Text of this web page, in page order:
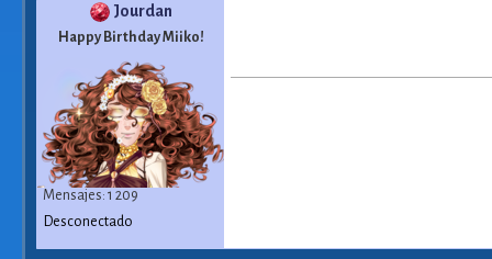
Jourdan
Happy Birthday Miiko!
Mensajes: 1 209
Desconectado